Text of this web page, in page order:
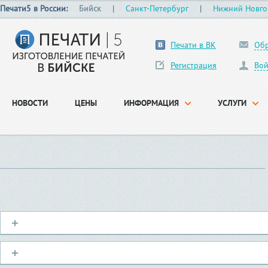
Печати5 в России: Бийск | Санкт-Петербург | Нижний
Печати в ВК
Регистрация
НОВОСТИ ЦЕНЫ ИНФОРМАЦИЯ УСЛУГИ